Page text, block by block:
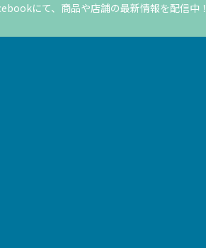
にて、商品や店舗の最新情報を配信中！